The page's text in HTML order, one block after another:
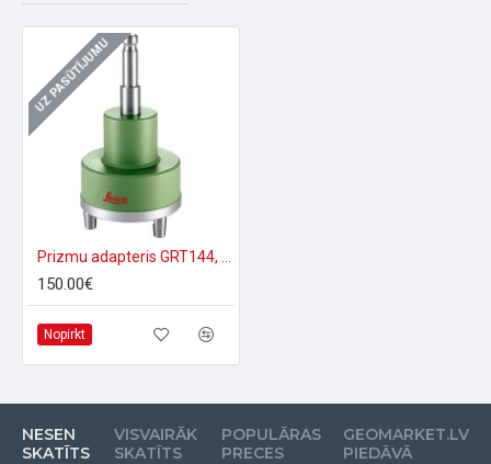
UZ PASŪTĪJUMU
150.00€
Nopirkt
NESEN
SKATĪTS
VISVAIRĀK
SKATĪTS
POPULĀRAS
PRECES
GEOMARKET.LV
PIEDĀVĀ